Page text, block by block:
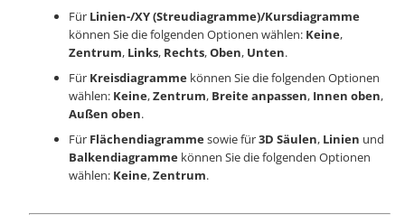
Für Linien-/XY (Streudiagramme)/Kursdiagramme
können Sie die folgenden Optionen wählen: Keine,
Zentrum, Links, Rechts,Oben, Unten.
Für Kreisdiagramme können Sie die folgenden Optionen
wählen: Keine,Zentrum, Breite anpassen, Innen oben,
Außen oben.
Für Flächendiagrammesowie für3D Säulen, Linien und
Balkendiagramme können Sie die folgenden Optionen
wählen: Keine,Zentrum.